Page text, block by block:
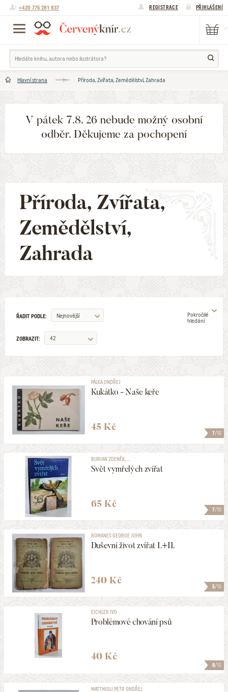
+420 775 281 837 REGISTRACE PŘIHLÁŠENÍ
Hlavní strana Příroda, Zvířata, Zemědělství, Zahrada
V pátek 7.8. 26 nebude možný osobní
odběr. Děkujeme za pochopení
Příroda, Zvířata,
Zemědělství,
Zahrada
Pokročilé
hledání
ŘADIT PODLE: Nejnovější
ZOBRAZIT: 42
ILUSTRÁTOR
VYDAVATELSTVÍ
PODEPSANÉ
VYDÁNO V LETECH
MAXIMÁLNÍ CENA
3990 Kč
ZOBRAZOVAT KVALITU
ULOŽIT MEZI MÉ KATEGORIE
7/10
PÁLKA ONDŘEJ
Kukátko - Naše keře
45 Kč
7/10
BURIAN ZDENĚK, ...
Svět vymřelých zvířat
65 Kč
5/10
ROMANES GEORGE JOHN
Duševní život zvířat I.+II.
240 Kč
8/10
EICHLER IVO
Problémové chování psů
40 Kč
MATTHIOLI PETR ONDŘEJ